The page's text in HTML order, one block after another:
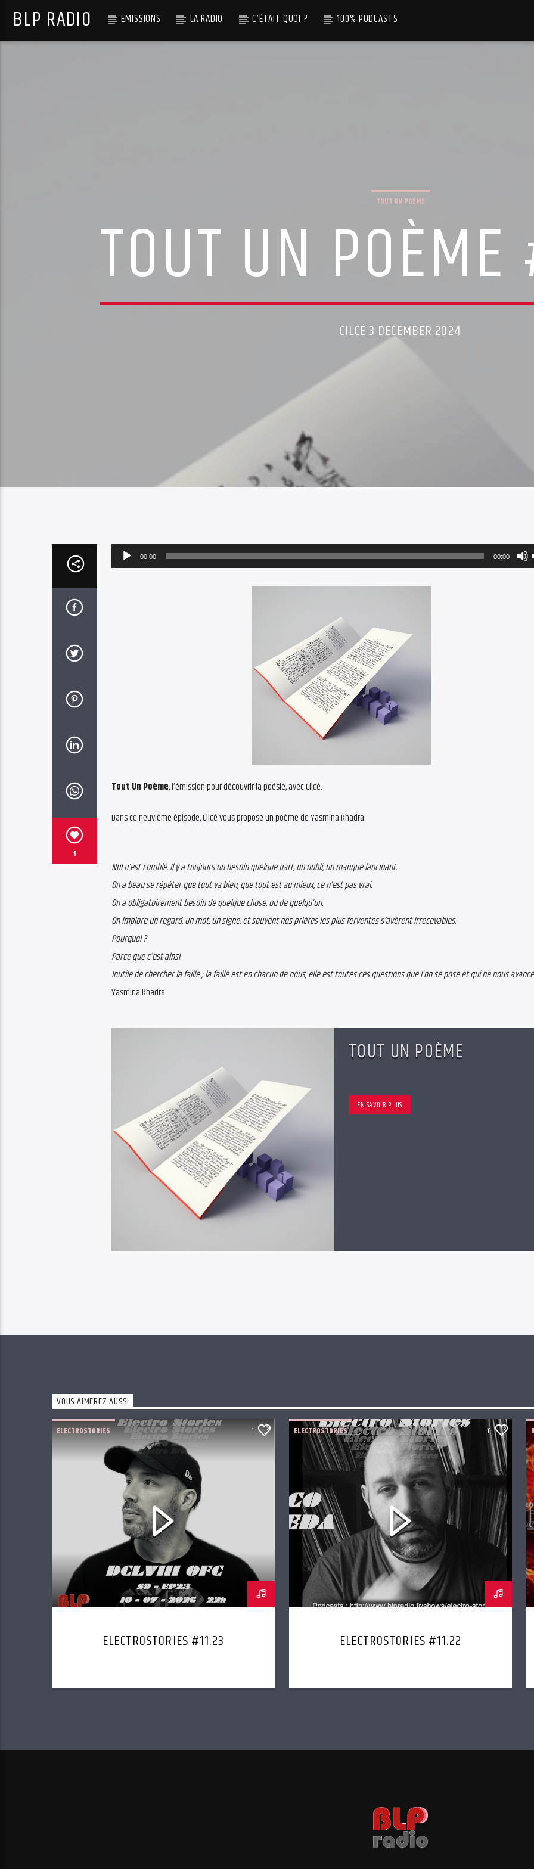
BLP RADIO EMISSIONS LA RADIO C’ÉTAIT QUOI ? 100% PODCASTS
TOUT UN POÈME
TOUT UN
CILCÉ 3 DECEMBER 2024
1
Audio
Player
00:00 00:00
Tout Un Poème, l’émission pour découvrir la poésie, avec Cilcé.
Dans ce neuvième épisode, Cilcé vous propose un poème de Yasmina Khadra.
Nul n’est comblé. Il y a toujours un besoin quelque part, un oubli, un manque lancinant.
On a beau se répéter que tout va bien, que tout est au mieux, ce n’est pas vrai.
On a obligatoirement besoin de quelque chose, ou de quelqu’un.
On implore un regard, un mot, un signe, et souvent nos prières les plus ferventes s’avèrent irrecevables.
Pourquoi ?
Parce que c’est ainsi.
Inutile de chercher la faille ; la faille est en chacun de nous, elle est toutes ces questions que l’on se pose et qui ne nous
Yasmina Khadra.
TOUT UN POÈME
EN SAVOIR PLUS
VOUS AIMEREZ AUSSI
ELECTROSTORIES 1
ELECTROSTORIES #11.23
ELECTROSTORIES 0
ELECTROSTORIES #11.22